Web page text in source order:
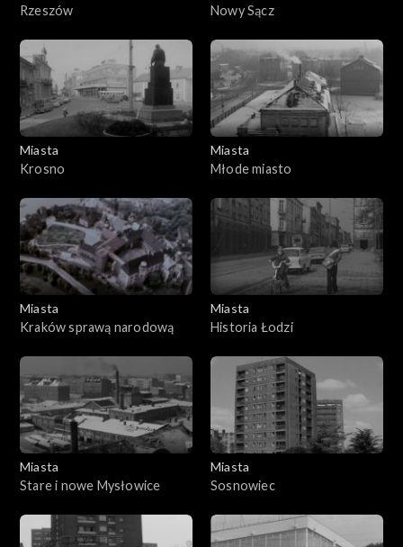
Rzeszów
Nowy Sącz
Miasta
Krosno
Miasta
Młode miasto
Miasta
Kraków sprawą narodową
Miasta
Historia Łodzi
Miasta
Stare i nowe Mysłowice
Miasta
Sosnowiec